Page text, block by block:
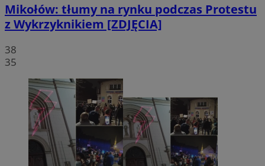
Mikołów: tłumy na rynku podczas Protestu
z Wykrzyknikiem [ZDJĘCIA]
38
35